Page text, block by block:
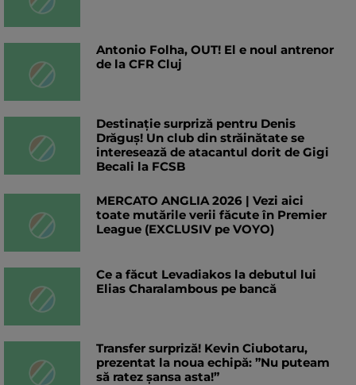
Antonio Folha, OUT! El e noul antrenor
de la CFR Cluj
Destinație surpriză pentru Denis
Drăguș! Un club din străinătate se
interesează de atacantul dorit de Gigi
Becali la FCSB
MERCATO ANGLIA 2026 | Vezi aici
toate mutările verii făcute în Premier
League (EXCLUSIV pe VOYO)
Ce a făcut Levadiakos la debutul lui
Elias Charalambous pe bancă
Transfer surpriză! Kevin Ciubotaru,
prezentat la noua echipă: ”Nu puteam
să ratez șansa asta!”